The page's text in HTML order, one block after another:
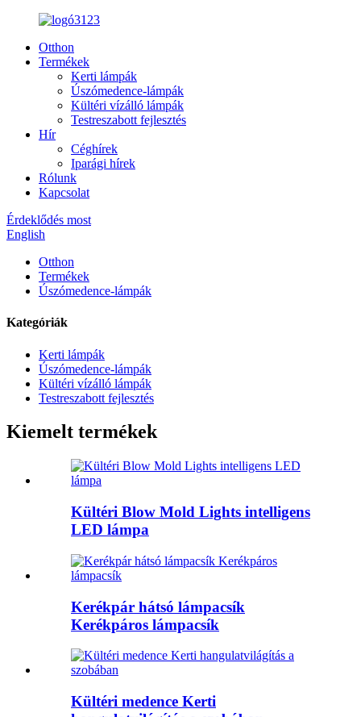
Otthon
Termékek
Kerti lámpák
Úszómedence-lámpák
Kültéri vízálló lámpák
Testreszabott fejlesztés
Hír
Céghírek
Iparági hírek
Rólunk
Kapcsolat
Érdeklődés most
English
Otthon
Termékek
Úszómedence-lámpák
Kategóriák
Kerti lámpák
Úszómedence-lámpák
Kültéri vízálló lámpák
Testreszabott fejlesztés
Kiemelt termékek
Kültéri Blow Mold Lights intelligens
LED lámpa
Kerékpár hátsó lámpacsík
Kerékpáros lámpacsík
Kültéri medence Kerti